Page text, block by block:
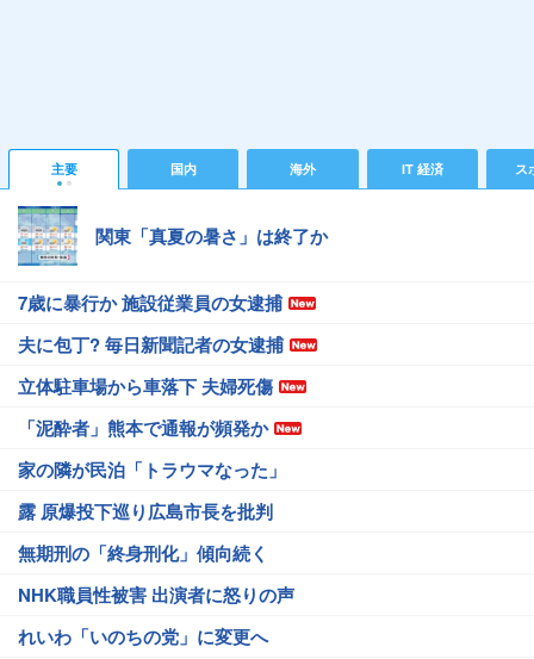
主要 国内 海外 IT 経済 ス
関東「真夏の暑さ」は終了か
7歳に暴行か 施設従業員の女逮捕
夫に包丁? 毎日新聞記者の女逮捕
立体駐車場から車落下 夫婦死傷
「泥酔者」熊本で通報が頻発か
家の隣が民泊「トラウマなった」
露 原爆投下巡り広島市長を批判
無期刑の「終身刑化」傾向続く
NHK職員性被害 出演者に怒りの声
れいわ「いのちの党」に変更へ